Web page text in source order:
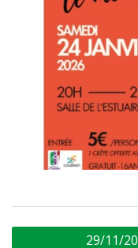
Navigation
29/11/